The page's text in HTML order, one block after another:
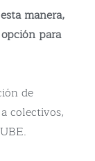
manera,
para
de
colectivos,